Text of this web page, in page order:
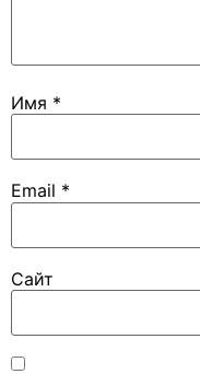
Имя *
Email *
Сайт